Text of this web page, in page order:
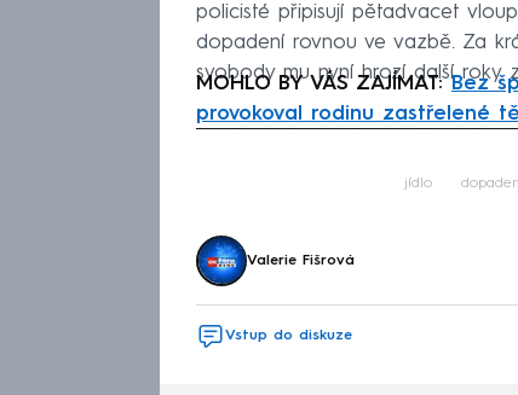
policisté připisují pětadvacet
dopadení rovnou ve vazbě. Za
svobody mu nyní hrozí další roky
MOHLO BY VÁS ZAJÍMAT:Bez
provokoval rodinu zastřelené
jídlo
Valerie Fišrová
Vstup do diskuze